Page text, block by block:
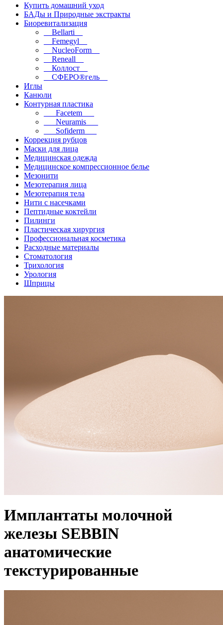
Купить домашний уход
БАДы и Природные экстракты
Биоревитализация
__Bellarti__
__Femegyl__
__NucleoForm__
__Reneall__
__Коллост__
__СФЕРО®гель__
Иглы
Канюли
Контурная пластика
___Facetem___
___Neuramis___
___Sofiderm___
Коррекция рубцов
Маски для лица
Медицинская одежда
Медицинское компрессионное белье
Мезонити
Мезотерапия лица
Мезотерапия тела
Нити с насечками
Пептидные коктейли
Пилинги
Пластическая хирургия
Профессиональная косметика
Расходные материалы
Стоматология
Трихология
Урология
Шприцы
Имплантаты молочной
железы SEBBIN
анатомические
текстурированные